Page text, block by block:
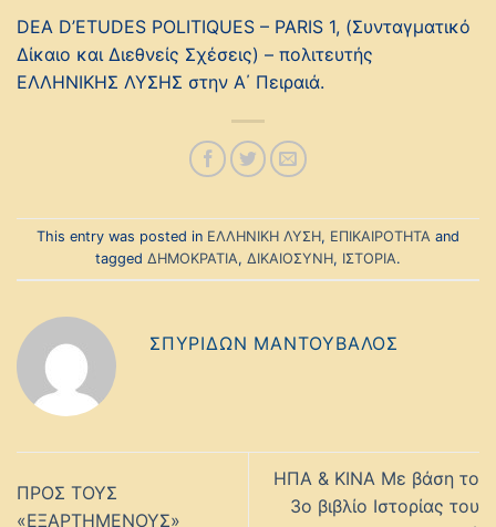
DEA D’ETUDES POLITIQUES – PARIS 1, (Συνταγματικό
Δίκαιο και Διεθνείς Σχέσεις) – πολιτευτής
ΕΛΛΗΝΙΚΗΣ ΛΥΣΗΣ στην Α΄ Πειραιά.
This entry was posted in ΕΛΛΗΝΙΚΗ ΛΥΣΗ, ΕΠΙΚΑΙΡΟΤΗΤΑ and
tagged ΔΗΜΟΚΡΑΤΙΑ, ΔΙΚΑΙΟΣΥΝΗ, ΙΣΤΟΡΙΑ.
ΣΠΥΡΊΔΩΝ ΜΑΝΤΟΎΒΑΛΟΣ
ΠΡΟΣ ΤΟΥΣ
«ΕΞΑΡΤΗΜΕΝΟΥΣ»
ΗΠΑ & ΚΙΝΑ Με βάση το
3ο βιβλίο Ιστορίας του